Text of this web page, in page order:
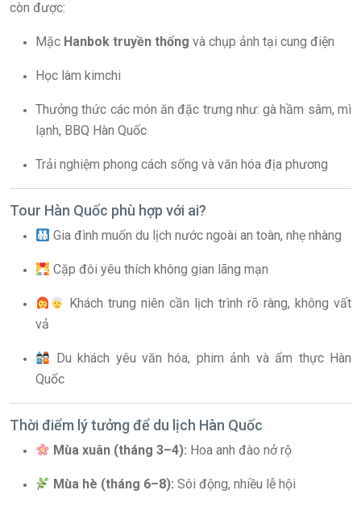
còn được:
Mặc Hanbok truyền thống và chụp ảnh tại cung điện
Học làm kimchi
Thưởng thức các món ăn đặc trưng như: gà hầm sâm, mì
lạnh, BBQ Hàn Quốc
Trải nghiệm phong cách sống và văn hóa địa phương
Tour Hàn Quốc phù hợp với ai?
Gia đình muốn du lịch nước ngoài an toàn, nhẹ nhàng
Cặp đôi yêu thích không gian lãng mạn
Khách trung niên cần lịch trình rõ ràng, không vất
vả
Du khách yêu văn hóa, phim ảnh và ẩm thực Hàn
Quốc
Thời điểm lý tưởng để du lịch Hàn Quốc
Mùa xuân (tháng 3–4): Hoa anh đào nở rộ
Mùa hè (tháng 6–8): Sôi động, nhiều lễ hội